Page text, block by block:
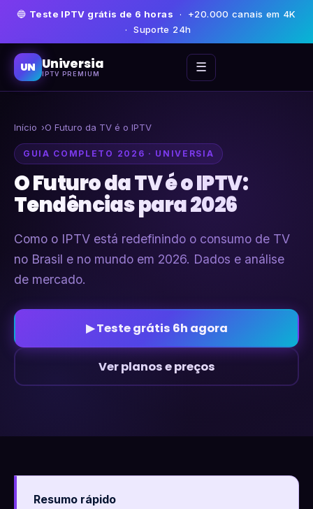
🔵 Teste IPTV grátis de 6 horas · +20.000 canais em 4K
· Suporte 24h
UN Universia
IPTV PREMIUM ☰
Início O Futuro da TV é o IPTV
GUIA COMPLETO 2026 · UNIVERSIA
O Futuro da TV é o IPTV:
Tendências para 2026
Como o IPTV está redefinindo o consumo de TV
no Brasil e no mundo em 2026. Dados e análise
de mercado.
▶ Teste grátis 6h agora
Ver planos e preços
Resumo rápido